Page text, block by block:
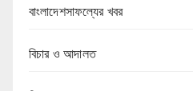
বাংলাদেশসাফল্যের খবর
বিচার ও আদালত